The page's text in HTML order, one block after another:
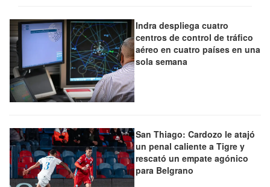
Indra despliega cuatro
centros de control de tráfico
aéreo en cuatro países en una
sola semana
San Thiago: Cardozo le atajó
un penal caliente a Tigre y
rescató un empate agónico
para Belgrano